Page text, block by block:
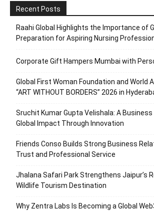
Recent Posts
Raahi Global Highlights the Importance of
Preparation for Aspiring Nursing
Corporate Gift Hampers Mumbai with
Global First Woman Foundation and World
“ART WITHOUT BORDERS” 2026 in
Sruchit Kumar Gupta Velishala: A
Global Impact Through Innovation
Friends Conso Builds Strong Business
Trust and Professional Service
Jhalana Safari Park Strengthens Jaipur’s
Wildlife Tourism Destination
Why Zentra Labs Is Becoming a Global